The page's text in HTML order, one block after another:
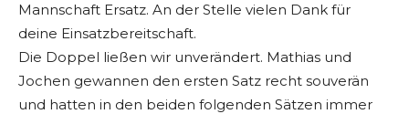
Mannschaft Ersatz. An der Stelle vielen Dank für
deine Einsatzbereitschaft.
Die Doppel ließen wir unverändert. Mathias und
Jochen gewannen den ersten Satz recht souverän
und hatten in den beiden folgenden Sätzen immer